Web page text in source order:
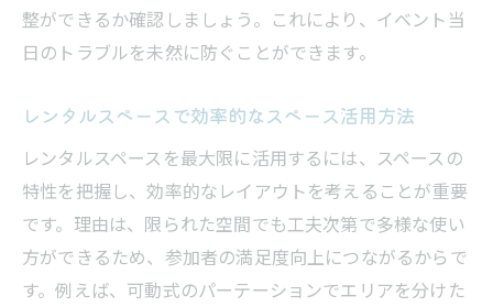
整ができるか確認しましょう。これにより、イベント当
日のトラブルを未然に防ぐことができます。
レンタルスペースで効率的なスペース活用方法
レンタルスペースを最大限に活用するには、スペースの
特性を把握し、効率的なレイアウトを考えることが重要
です。理由は、限られた空間でも工夫次第で多様な使い
方ができるため、参加者の満足度向上につながるからで
す。例えば、可動式のパーテーションでエリアを分けた